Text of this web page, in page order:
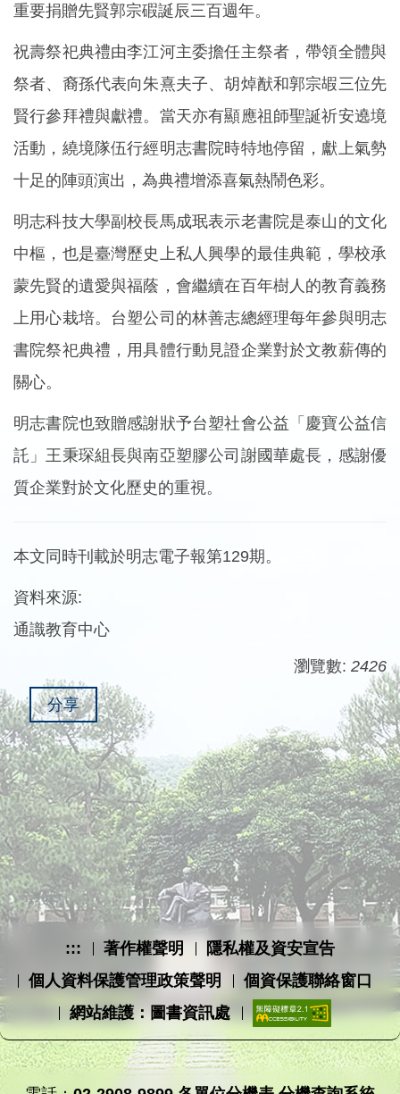
重要捐贈先賢郭宗碬誕辰三百週年。
祝壽祭祀典禮由李江河主委擔任主祭者，帶領全體與
祭者、裔孫代表向朱熹夫子、胡焯猷和郭宗嘏三位先
賢行參拜禮與獻禮。當天亦有顯應祖師聖誕祈安遶境
活動，繞境隊伍行經明志書院時特地停留，獻上氣勢
十足的陣頭演出，為典禮增添喜氣熱鬧色彩。
明志科技大學副校長馬成珉表示老書院是泰山的文化
中樞，也是臺灣歷史上私人興學的最佳典範，學校承
蒙先賢的遺愛與福蔭，會繼續在百年樹人的教育義務
上用心栽培。台塑公司的林善志總經理每年參與明志
書院祭祀典禮，用具體行動見證企業對於文教薪傳的
關心。
明志書院也致贈感謝狀予台塑社會公益「慶寶公益信
託」王秉琛組長與南亞塑膠公司謝國華處長，感謝優
質企業對於文化歷史的重視。
本文同時刊載於明志電子報第129期。
資料來源:
通識教育中心
瀏覽數: 2426
分享
::: 著作權聲明
隱私權及資安宣告
個人資料保護管理政策聲明
個資保護聯絡窗口
網站維護：圖書資訊處